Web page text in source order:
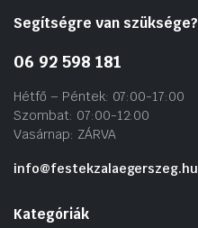
Segítségre van szüksége?
06 92 598 181
Hétfő – Péntek: 07:00-17:00
Szombat: 07:00-12:00
Vasárnap: ZÁRVA
info@festekzalaegerszeg.hu
Kategóriák